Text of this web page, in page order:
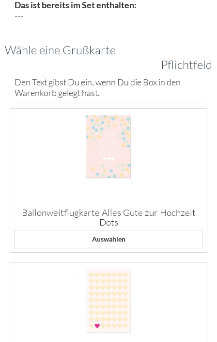
Das ist bereits im Set enthalten:
---
Wähle eine Grußkarte
Pflichtfeld
Den Text gibst Du ein, wenn Du die Box in den
Warenkorb gelegt hast.
Ballonweitflugkarte Alles Gute zur Hochzeit
Dots
Auswählen